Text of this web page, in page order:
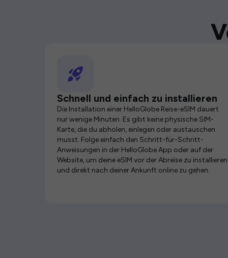
Schnell und einfach zu installieren
Die Installation einer HelloGlobe Reise-eSIM dauert
nur wenige Minuten. Es gibt keine physische SIM-
Karte, die du abholen, einlegen oder austauschen
musst. Folge einfach den Schritt-für-Schritt-
Anweisungen in der HelloGlobe App oder auf der
Website, um deine eSIM vor der Abreise zu installieren
und direkt nach deiner Ankunft online zu gehen.